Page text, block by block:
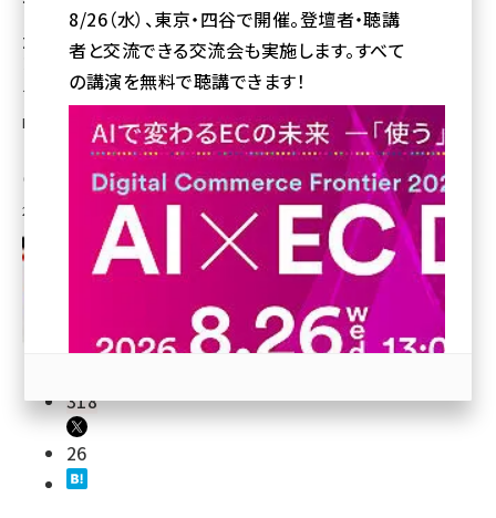
yahoo (1901)
楽天 (1871)
アスクル (1119)
base (1075)
ビィ・フォアード (773)
revico (739)
ZOZOやユニクロおさえ「マガシーク」がアパ
レルECで最も推奨したいサイト。NPS調査で
見える顧客の評価
NTTコム オンライン・マーケティング・ソリューションがアパレルECサイトの
「NPS」を調査した
渡部 和章
2018年12月19日 8:00
318
26
8/26（水）、東京・四谷で開催。登壇者・聴講
者と交流できる交流会も実施します。すべて
の講演を無料で聴講できます！
参加登録はこちら↑